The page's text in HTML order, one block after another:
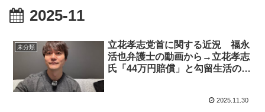
2025-11
未分類
立花孝志党首に関する近況 福永
活也弁護士の動画から→立花孝志
氏「44万円賠償」と勾留生活のリ
2025.11.30